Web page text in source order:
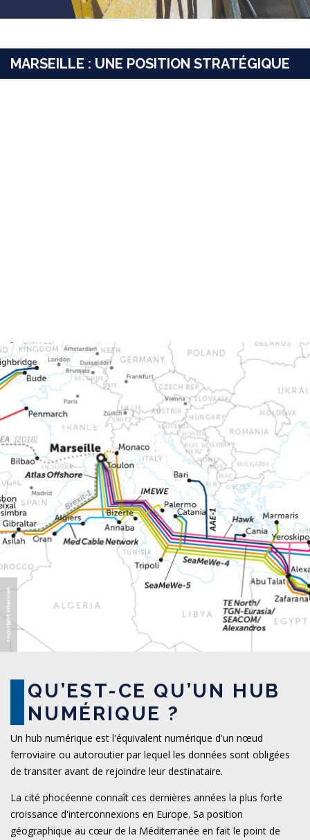
MARSEILLE : UNE POSITION STRATÉGIQUE
QU’EST-CE QU’UN HUB
NUMÉRIQUE ?
Un hub numérique est l'équivalent numérique d'un nœud
ferroviaire ou autoroutier par lequel les données sont obligées
de transiter avant de rejoindre leur destinataire.
La cité phocéenne connaît ces dernières années la plus forte
croissance d'interconnexions en Europe. Sa position
géographique au cœur de la Méditerranée en fait le point de